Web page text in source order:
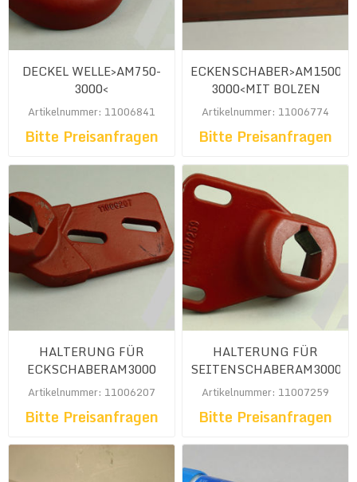
DECKEL WELLE>AM750-
3000<
Artikelnummer: 11006841
Bitte Preisanfragen
ECKENSCHABER>AM1500-
3000<MIT BOLZEN
Artikelnummer: 11006774
Bitte Preisanfragen
HALTERUNG FÜR
ECKSCHABERAM3000
Artikelnummer: 11006207
Bitte Preisanfragen
HALTERUNG FÜR
SEITENSCHABERAM3000
Artikelnummer: 11007259
Bitte Preisanfragen